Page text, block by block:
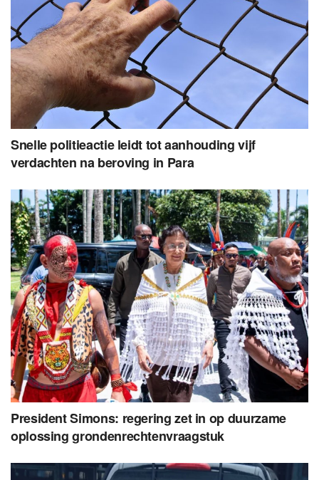
Snelle politieactie leidt tot aanhouding vijf
verdachten na beroving in Para
President Simons: regering zet in op duurzame
oplossing grondenrechtenvraagstuk